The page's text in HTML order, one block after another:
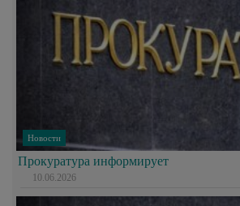
Новости
Прокуратура информирует
10.06.2026